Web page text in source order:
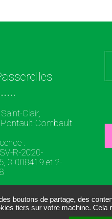
boutons de partage, des
tiers sur votre machine. Cela
Clair,
Combault
:
R-2020-
3-008419 et 2-